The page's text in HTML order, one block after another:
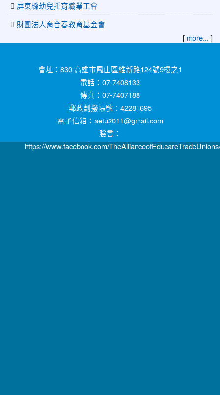
屏東縣幼兒托育職業工會
財團法人育合春教育基金會
[ more... ]
會址：830 高雄市鳳山區維新路124號9樓之1
電話：07-7408133
傳真：07-7407188
郵政劃撥帳號：42281695
電子信箱：aetu2011@gmail.com
臉書：
https://www.facebook.com/TheAllianceofEducareTradeUnions/